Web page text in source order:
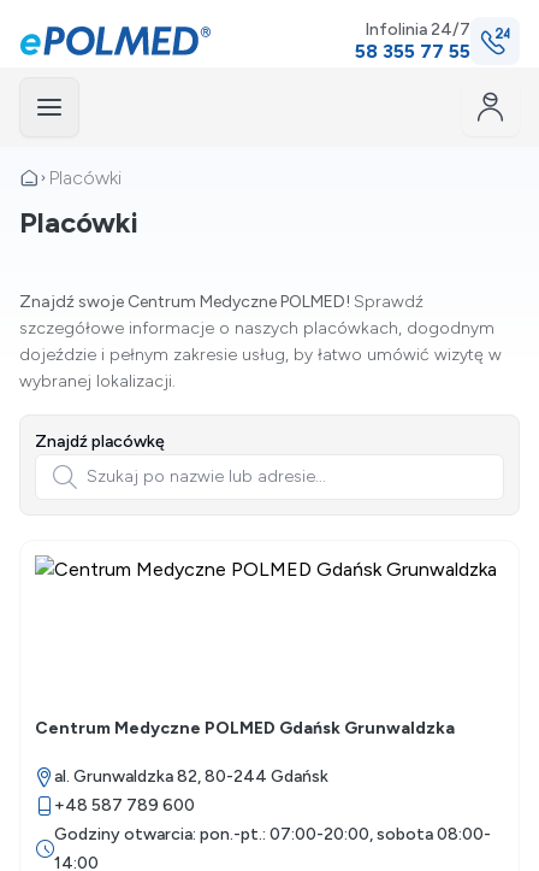
Infolinia 24/7
58 355 77 55
Placówki
Placówki
Znajdź swoje Centrum Medyczne POLMED! Sprawdź
szczegółowe informacje o naszych placówkach, dogodnym
dojeździe i pełnym zakresie usług, by łatwo umówić wizytę w
wybranej lokalizacji.
Znajdź placówkę
Centrum Medyczne POLMED Gdańsk Grunwaldzka
al. Grunwaldzka 82,80-244 Gdańsk
+48 587 789 600
Godziny otwarcia: pon.-pt.: 07:00-20:00, sobota 08:00-
14:00